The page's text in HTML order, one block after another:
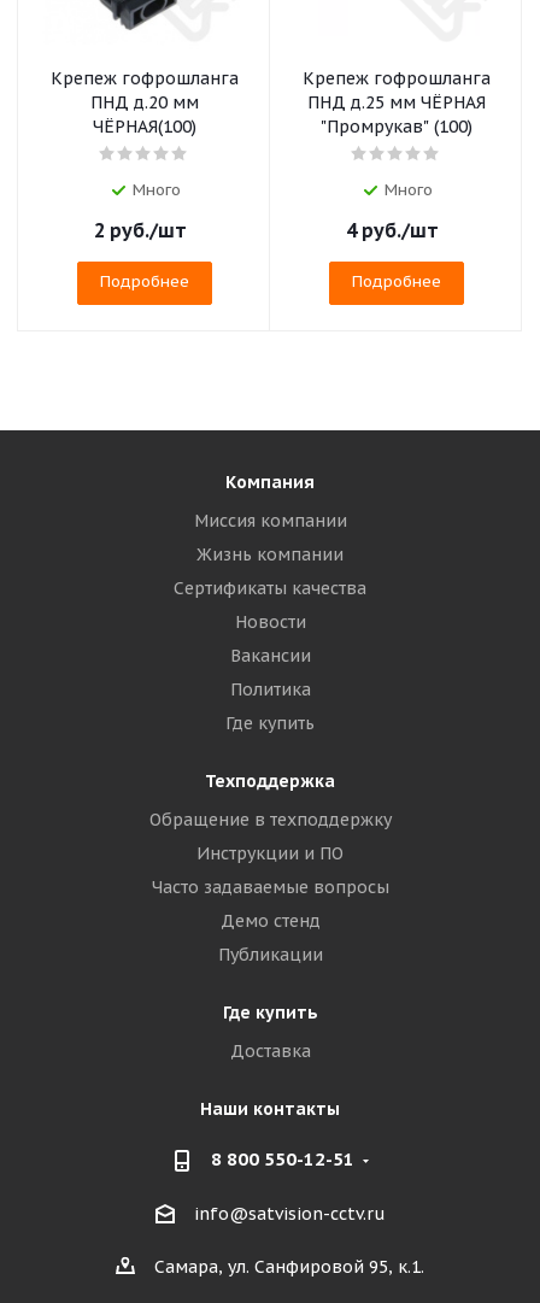
Крепеж гофрошланга
ПНД д.20 мм
ЧЁРНАЯ(100)
Много
2 руб./шт
Подробнее
Крепеж гофрошланга
ПНД д.25 мм ЧЁРНАЯ
"Промрукав" (100)
Много
4руб./шт
Подробнее
Компания
Миссия компании
Жизнь компании
Сертификаты качества
Новости
Вакансии
Политика
Где купить
Техподдержка
Обращение в техподдержку
Инструкции и ПО
Часто задаваемые вопросы
Демо стенд
Публикации
Где купить
Доставка
Наши контакты
8 800 550-12-51
info@satvision-cctv.ru
Самара, ул. Санфировой 95, к.1.